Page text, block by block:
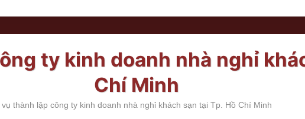
ty kinh doanh nhà nghỉ
Chí Minh
vụ thành lập công ty kinh doanh nhà nghỉ khách sạn tại Tp. Hồ Chí Minh